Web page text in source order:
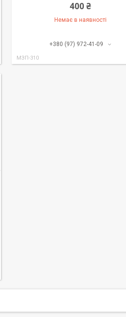
400 ₴
Немає в наявності
+380 (97) 972-41-09
МЗП-310